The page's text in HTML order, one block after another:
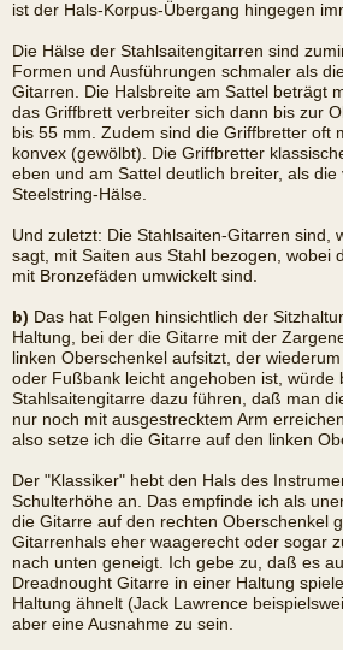
ist der Hals-Korpus-Übergang hingegen
Die Hälse der Stahlsaitengitarren sind
Formen und Ausführungen schmaler als
Gitarren. Die Halsbreite am Sattel beträgt
das Griffbrett verbreiter sich dann bis zur
bis 55 mm. Zudem sind die Griffbretter oft
konvex (gewölbt). Die Griffbretter
eben und am Sattel deutlich breiter, als die
Steelstring-Hälse.
Und zuletzt: Die Stahlsaiten-Gitarren sind,
sagt, mit Saiten aus Stahl bezogen, wobei
mit Bronzefäden umwickelt sind.
b) Das hat Folgen hinsichtlich der
Haltung, bei der die Gitarre mit der
linken Oberschenkel aufsitzt, der
oder Fußbank leicht angehoben ist, würde
Stahlsaitengitarre dazu führen, daß man
nur noch mit ausgestrecktem Arm
also setze ich die Gitarre auf den linken
Der "Klassiker" hebt den Hals des
Schulterhöhe an. Das empfinde ich als
die Gitarre auf den rechten Oberschenkel
Gitarrenhals eher waagerecht oder sogar
nach unten geneigt. Ich gebe zu, daß es
Dreadnought Gitarre in einer Haltung
Haltung ähnelt (Jack Lawrence
aber eine Ausnahme zu sein.